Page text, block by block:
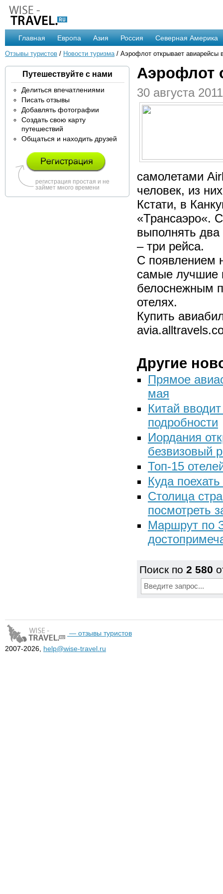
Главная Европа Азия Россия Северная Америка
Отзывы туристов / Новости туризма/ Аэрофлот открывает авиарейсы
Путешествуйте с нами
Делиться впечатлениями
Писать отзывы
Добавлять фотографии
Создать свою карту
путешествий
Общаться и находить друзей
регистрация простая и не
займет много времени
Аэрофлот
30 августа
самолетами
человек, из
Кстати, в
«Трансаэро«.
выполнять два
– три рейса.
С появлением
самые лучшие
белоснежным
отелях.
Купить
Другие
Прямое
мая
Китай
подробности
Иордания
безвизовый
Топ-15
Куда
Столица
посмотреть
Маршрут по
Поиск по 2 580
— отзывы туристов
2007-2026, help@wise-travel.ru